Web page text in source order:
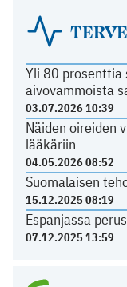
Yli 80
aivovammoista
03.07.2026 10:39
Näiden oireiden
lääkäriin
04.05.2026 08:52
Suomalaisen
15.12.2025 08:19
Espanjassa
07.12.2025 13:59